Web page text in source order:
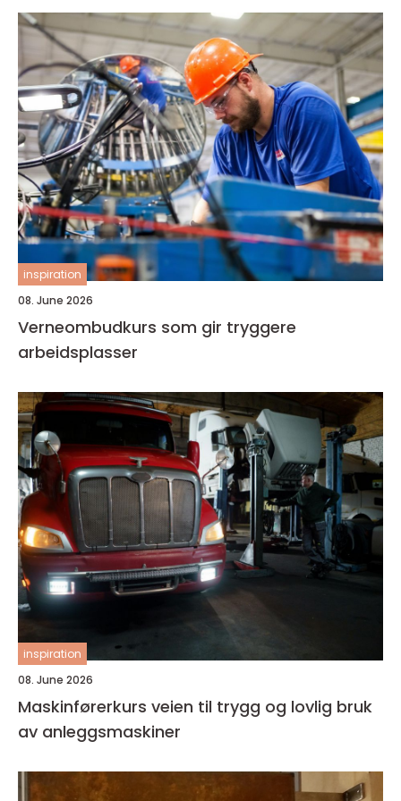
inspiration
08. June 2026
Verneombudkurs som gir tryggere
arbeidsplasser
inspiration
08. June 2026
Maskinførerkurs veien til trygg og lovlig bruk
av anleggsmaskiner